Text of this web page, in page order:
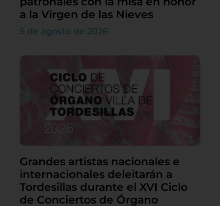
a la Virgen de las Nieves
5 de agosto de 2026
Grandes artistas nacionales e
internacionales deleitarán a
Tordesillas durante el XVI Ciclo
de Conciertos de Órgano